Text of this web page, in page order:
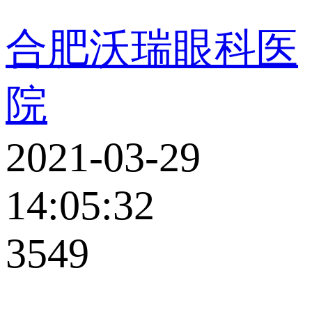
合肥沃瑞眼科医
院
2021-03-29
14:05:32
3549